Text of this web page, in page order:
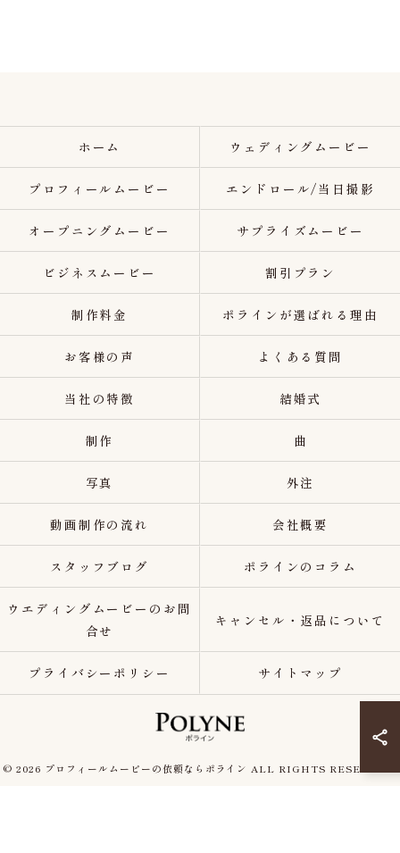
ホーム ウェディングムービー
プロフィールムービー エンドロール/当日撮影
オープニングムービー サプライズムービー
ビジネスムービー 割引プラン
制作料金 ポラインが選ばれる理由
お客様の声 よくある質問
当社の特徴 結婚式
制作 曲
写真 外注
動画制作の流れ 会社概要
スタッフブログ ポラインのコラム
ウエディングムービーのお問
合せ
キャンセル・返品について
プライバシーポリシー サイトマップ
© 2026 プロフィールムービーの依頼ならポライン ALL RIGHTS RESERVED.